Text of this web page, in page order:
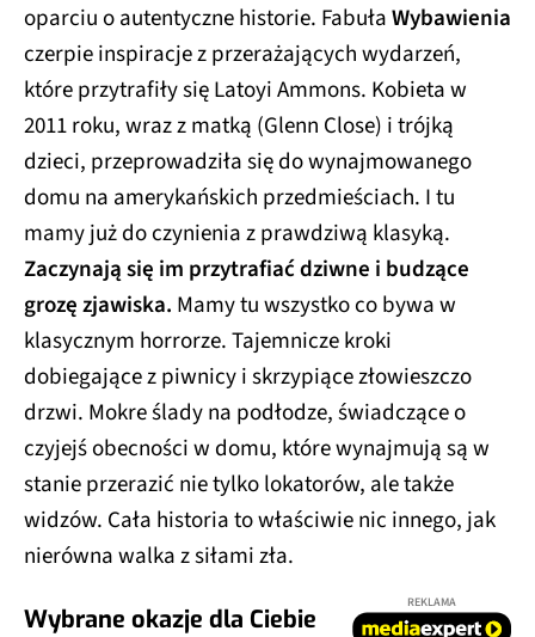
oparciu o autentyczne historie. FabułaWybawienia
czerpie inspiracje z przerażających wydarzeń,
które przytrafiły się Latoyi Ammons. Kobieta w
2011 roku, wraz z matką (Glenn Close) i trójką
dzieci, przeprowadziła się do wynajmowanego
domu na amerykańskich przedmieściach. I tu
mamy już do czynienia z prawdziwą klasyką.
Zaczynają się im przytrafiać dziwne i budzące
grozę zjawiska. Mamy tu wszystko co bywa w
klasycznym horrorze. Tajemnicze kroki
dobiegające z piwnicy i skrzypiące złowieszczo
drzwi. Mokre ślady na podłodze, świadczące o
czyjejś obecności w domu, które wynajmują są w
stanie przerazić nie tylko lokatorów, ale także
widzów. Cała historia to właściwie nic innego, jak
nierówna walka z siłami zła.
Wybrane okazje dla Ciebie
REKLAMA